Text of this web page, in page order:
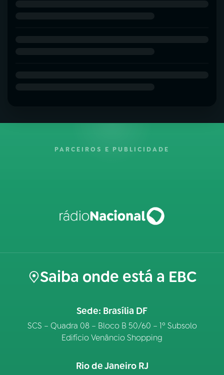
PARCEIROS E PUBLICIDADE
Saiba onde está a EBC
Sede: Brasília DF
SCS – Quadra 08 – Bloco B 50/60 – 1º Subsolo
Edifício Venâncio Shopping
Rio de Janeiro RJ